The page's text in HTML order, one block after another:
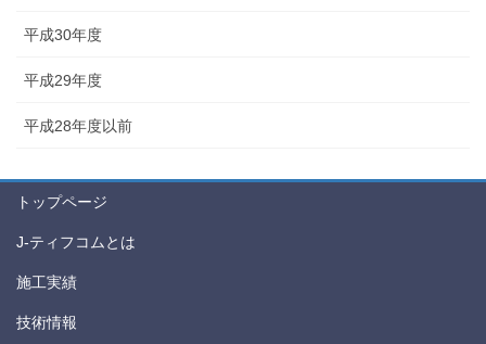
平成30年度
平成29年度
平成28年度以前
トップページ
J-ティフコムとは
施工実績
技術情報